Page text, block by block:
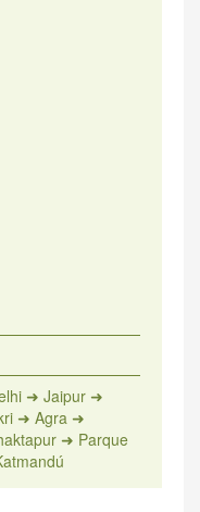
➜ Jaipur ➜
➜ Agra ➜
➜ Parque